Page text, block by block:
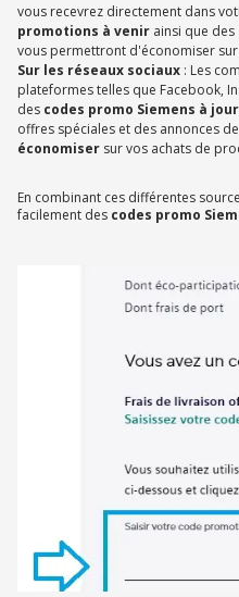
vous recevrez directement dans
promotions à venir ainsi que des
vous permettront d'économiser sur
Sur les réseaux sociaux : Les
plateformes telles que Facebook,
des codes promo Siemens à
offres spéciales et des annonces de
économiser sur vos achats de
En combinant ces différentes
facilement des codes promo